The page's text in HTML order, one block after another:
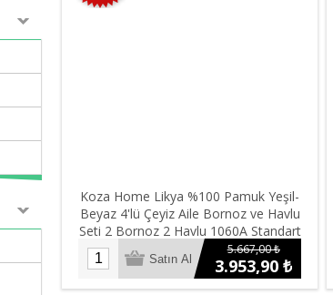
Koza Home Likya %100 Pamuk Yeşil-
Beyaz 4'lü Çeyiz Aile Bornoz ve Havlu
Seti 2 Bornoz 2 Havlu 1060A Standart
5.667,00 ₺
3.953,90 ₺